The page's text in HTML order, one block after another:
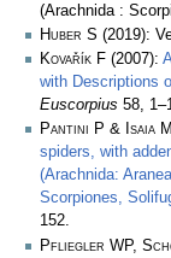
(Arachnida :
Huber S (2019):
Kovařík F (2007):
with Descriptions
Euscorpius 58,
Pantini P & Isaia M
spiders, with
(Arachnida:
Scorpiones,
152.
Pfliegler WP,